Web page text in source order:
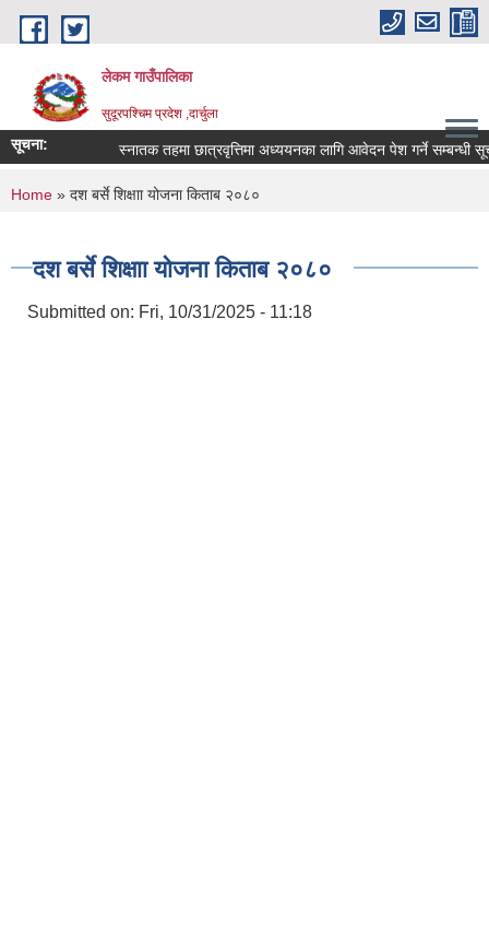
Skip to main content
लेकम गाउँपालिका
सुदूरपश्चिम प्रदेश ,दार्चुला
सूचना: स्नातक तहमा छात्रवृत्तिमा अध्ययनका लागि आवेदन पेश गर्ने सम्बन्धी
You are here
Home » दश बर्से शिक्षाा योजना किताब २०८०
दश बर्से शिक्षाा योजना किताब २०८०
Submitted on: Fri, 10/31/2025 - 11:18